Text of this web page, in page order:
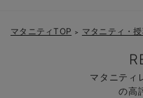
マタニティTOP ＞ マタニティ・
マタニテ
の高